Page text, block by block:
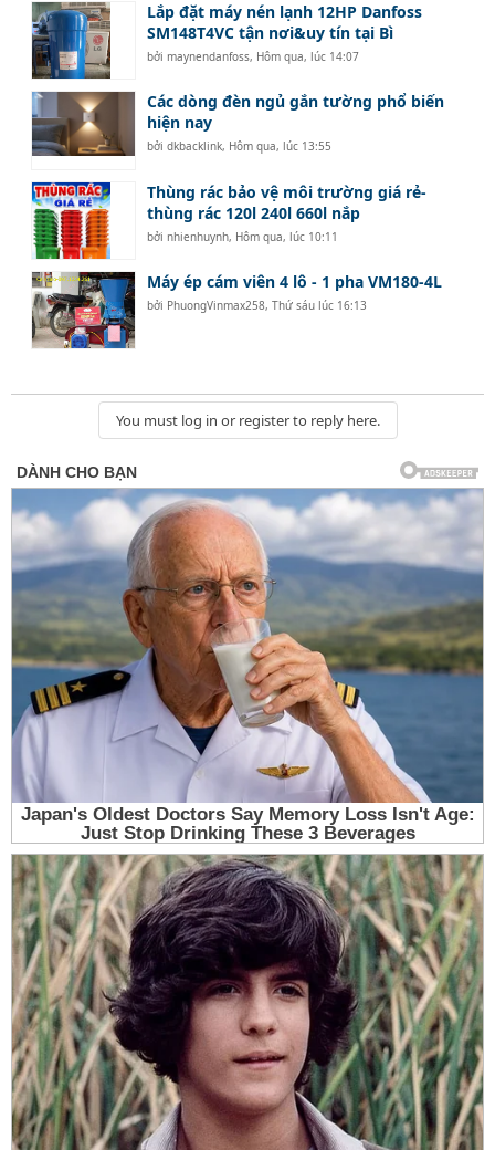
Lắp đặt máy nén lạnh 12HP Danfoss
SM148T4VC tận nơi&uy tín tại Bì
bởimaynendanfoss, Hôm qua, lúc 14:07
Các dòng đèn ngủ gắn tường phổ biến
hiện nay
bởidkbacklink, Hôm qua, lúc 13:55
Thùng rác bảo vệ môi trường giá rẻ-
thùng rác 120l 240l 660l nắp
bởinhienhuynh, Hôm qua, lúc 10:11
Máy ép cám viên 4 lô - 1 pha VM180-4L
bởi PhuongVinmax258,Thứ sáu lúc 16:13
You must log in or register to reply here.